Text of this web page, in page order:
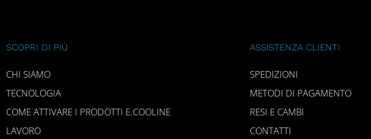
SCOPRI DI PIÙ
CHI SIAMO
TECNOLOGIA
COME ATTIVARE I PRODOTTI E.COOLINE
LAVORO
ASSISTENZA CLIENTI
SPEDIZIONI
METODI DI PAGAMENTO
RESI E CAMBI
CONTATTI